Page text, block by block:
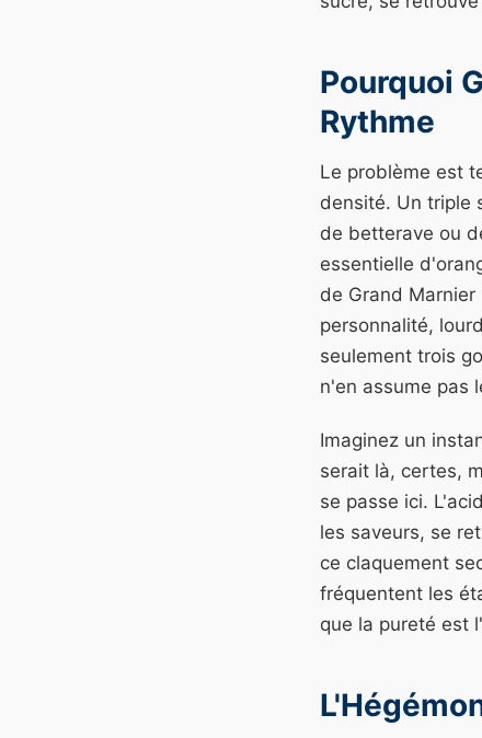
Pourquoi
Rythme
Le problème est
densité. Un triple
de betterave ou
essentielle
de Grand
personnalité,
seulement trois
n'en assume pas
Imaginez un
serait là, certes,
se passe ici.
les saveurs, se
ce claquement
fréquentent les
que la pureté est